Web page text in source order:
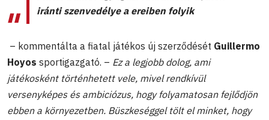
iránti szenvedélye a ereiben folyik
– kommentálta a fiatal játékos új szerződését Guillermo
Hoyos sportigazgató. – Ez a legjobb dolog, ami
játékosként történhetett vele, mivel rendkívül
versenyképes és ambiciózus, hogy folyamatosan fejlődjön
ebben a környezetben. Büszkeséggel tölt el minket, hogy